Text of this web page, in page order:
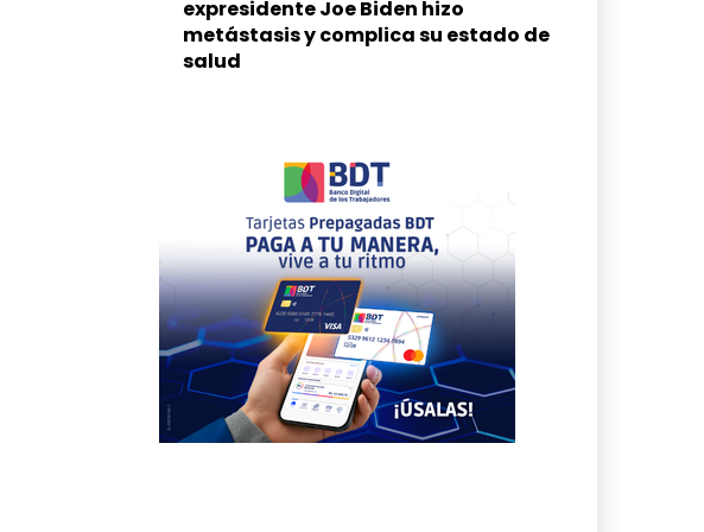
expresidente Joe Biden hizo
metástasis y complica su estado de
salud